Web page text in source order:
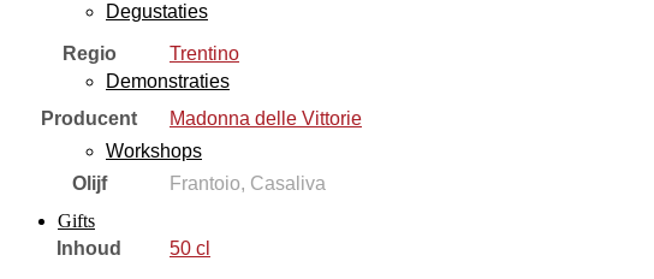
Degustaties
Demonstraties
Workshops
Gifts
Regio Trentino
Producent Madonna delle Vittorie
Olijf Frantoio, Casaliva
Inhoud 50 cl